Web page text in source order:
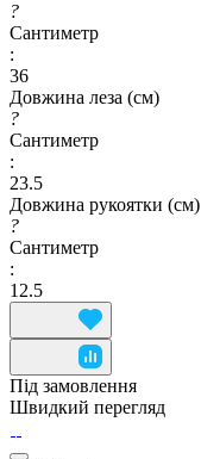
?
Сантиметр
:
36
Довжина леза (см)
?
Сантиметр
:
23.5
Довжина рукоятки (см)
?
Сантиметр
:
12.5
Під замовлення
Швидкий перегляд